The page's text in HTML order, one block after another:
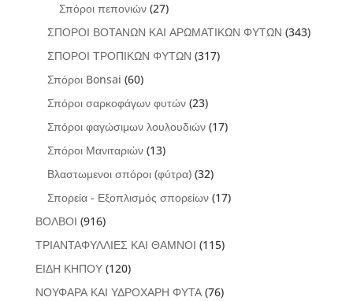
Σπόροι πεπονιών (27)
ΣΠΟΡΟΙ ΒΟΤΑΝΩΝ ΚΑΙ ΑΡΩΜΑΤΙΚΩΝ ΦΥΤΩΝ (343)
ΣΠΟΡΟΙ ΤΡΟΠΙΚΩΝ ΦΥΤΩΝ (317)
Σπόροι Bonsai (60)
Σπόροι σαρκοφάγων φυτών (23)
Σπόροι φαγώσιμων λουλουδιών (17)
Σπόροι Μανιταριών (13)
Βλαστωμενοι σπόροι (φύτρα) (32)
Σπορεία - Εξοπλισμός σπορείων (17)
ΒΟΛΒΟΙ (916)
ΤΡΙΑΝΤΑΦΥΛΛΙΕΣ ΚΑΙ ΘΑΜΝΟΙ (115)
ΕΙΔΗ ΚΗΠΟΥ (120)
ΝΟΥΦΑΡΑ ΚΑΙ ΥΔΡΟΧΑΡΗ ΦΥΤΑ (76)